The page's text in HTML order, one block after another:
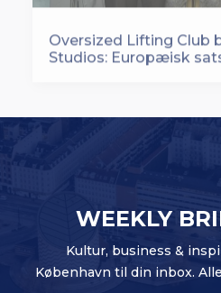
Oversized Lifting Club
WEEKLY
Kultur, business &
København til din inbox.